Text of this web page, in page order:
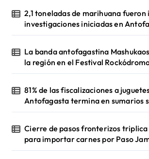
2,1 toneladas de marihuana
investigaciones iniciadas en
La banda antofagastina
la región en el Festival
81% de las fiscalizaciones a
Antofagasta termina en sumarios
Cierre de pasos fronterizos
para importar carnes por Paso